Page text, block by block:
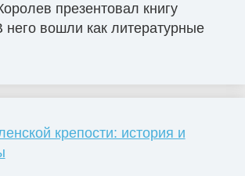
презентовал книгу
вошли как литературные
крепости: история и